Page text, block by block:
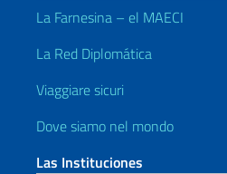
La Farnesina – el MAECI
La Red Diplomática
Viaggiare sicuri
Dove siamo nel mondo
Las Instituciones